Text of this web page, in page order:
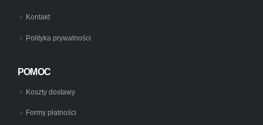
Kontakt
Polityka prywatności
POMOC
Koszty dostawy
Formy płatności